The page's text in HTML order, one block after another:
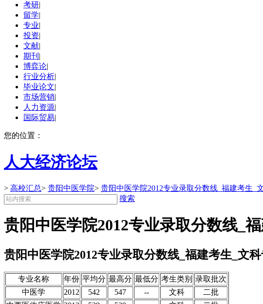
考研|
留学|
专业|
投资|
文献|
期刊 |
博弈论|
行业分析|
毕业论文|
市场营销|
人力资源|
国际贸易|
您的位置：
人大经济论坛
> 高校汇总> 贵阳中医学院> 贵阳中医学院2012专业录取分数线_福建考生_
搜索
贵阳中医学院2012专业录取分数线_
贵阳中医学院2012专业录取分数线_福建考生_文
专业名称 年份 平均分 最高分 最低分 考生类别 录取批次
中医学
2012 542 547 -- 文科
二批